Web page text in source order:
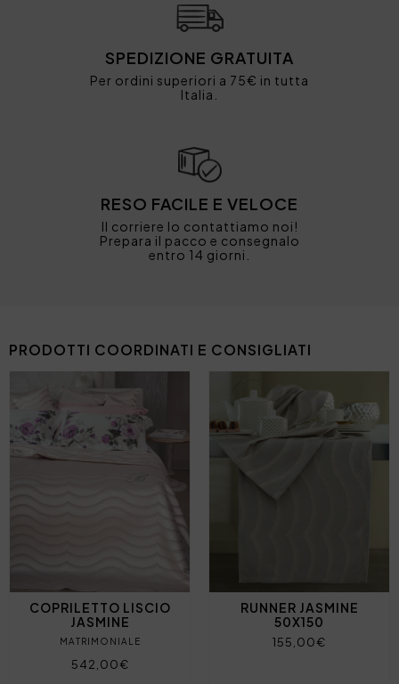
SPEDIZIONE GRATUITA
Per ordini superiori a 75€ in tutta
Italia.
RESO FACILE E VELOCE
Il corriere lo contattiamo noi!
Prepara il pacco e consegnalo
entro 14 giorni.
PRODOTTI COORDINATI E CONSIGLIATI
COPRILETTO LISCIO
JASMINE
MATRIMONIALE
542,00€
RUNNER JASMINE
50X150
155,00€